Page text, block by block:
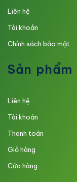
Liên hệ
Tài khoản
Chính sách bảo mật
Sản
Liên hệ
Tài khoản
Thanh toán
Giỏ hàng
Cửa hàng